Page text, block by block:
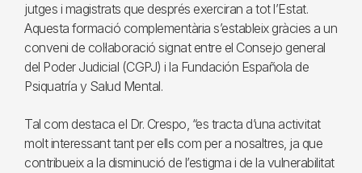
jutges i magistrats que després exerciran a tot l’Estat.
Aquesta formació complementària s’estableix gràcies a un
conveni de col·laboració signat entre el Consejo general
del Poder Judicial (CGPJ) i la Fundación Española de
Psiquatría y Salud Mental.
Tal com destaca el Dr. Crespo, “es tracta d’una activitat
molt interessant tant per ells com per a nosaltres, ja que
contribueix a la disminució de l’estigma i de la vulnerabilitat